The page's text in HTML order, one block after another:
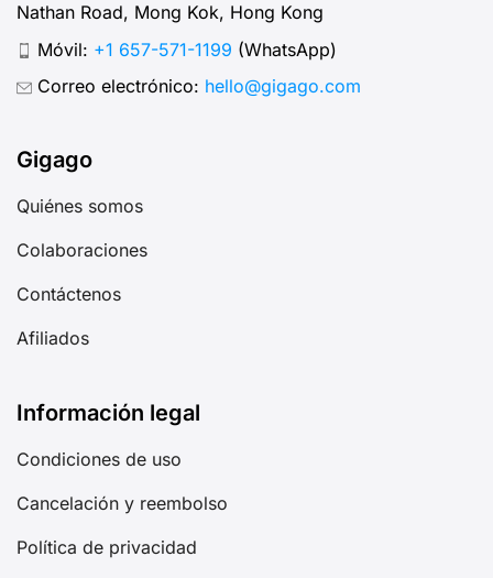
Nathan Road, Mong Kok, Hong Kong
Móvil: +1 657-571-1199 (WhatsApp)
Correo electrónico: hello@gigago.com
Gigago
Quiénes somos
Colaboraciones
Contáctenos
Afiliados
Información legal
Condiciones de uso
Cancelación y reembolso
Política de privacidad